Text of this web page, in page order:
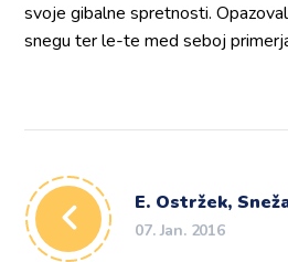
svoje gibalne spretnosti.
snegu ter le-te med seboj
E. Ostržek,
07. Jan. 2016